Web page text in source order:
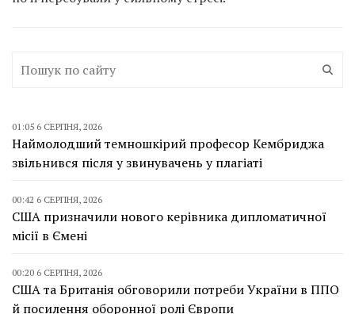
01:05 6 СЕРПНЯ, 2026
Наймолодший темношкірий професор Кембриджа
звільнився після у звинувачень у плагіаті
00:42 6 СЕРПНЯ, 2026
США призначили нового керівника дипломатичної
місії в Ємені
00:20 6 СЕРПНЯ, 2026
США та Британія обговорили потреби України в ППО
й посилення оборонної ролі Європи